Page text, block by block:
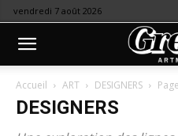
vendredi 7 août 2026
Accueil ART DESIGNERS
DESIGNERS